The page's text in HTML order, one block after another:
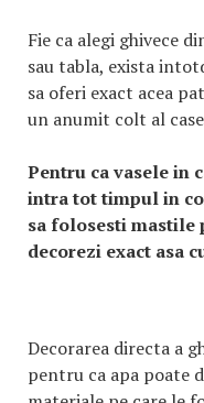
Fie ca alegi ghivece
sau tabla, exista
sa oferi exact acea
un anumit colt al
Pentru ca vasele in
intra tot timpul in
sa folosesti mastile
decorezi exact asa
Decorarea directa a
pentru ca apa poate